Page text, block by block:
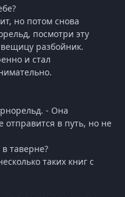
но потом снова
посмотри эту
разбойник.
и стал
- Она
отправится в путь, но не
таверне?
таких книг с